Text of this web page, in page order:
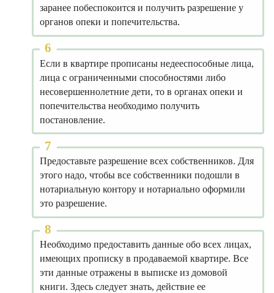
заранее побеспокоится и получить разрешение у
органов опеки и попечительства.
Если в квартире прописаны недееспособные лица,
лица с ограниченными способностями либо
несовершеннолетние дети, то в органах опеки и
попечительства необходимо получить
постановление.
Предоставьте разрешение всех собственников. Для
этого надо, чтобы все собственники подошли в
нотариальную контору и нотариально оформили
это разрешение.
Необходимо предоставить данные обо всех лицах,
имеющих прописку в продаваемой квартире. Все
эти данные отражены в выписке из домовой
книги. Здесь следует знать, действие ее